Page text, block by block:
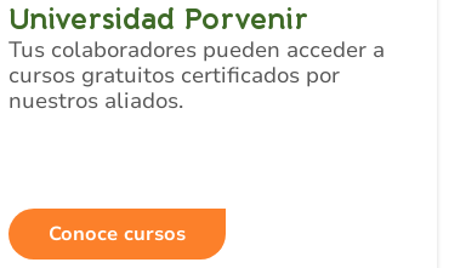
Universidad Porvenir
Tus colaboradores pueden acceder a
cursos gratuitos certificados por
nuestros aliados.
Conoce cursos